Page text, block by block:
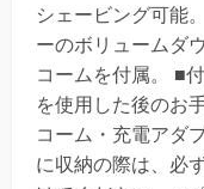
シェービング可能
ーのボリュームダ
コームを付属。 ■
を使用した後のお
コーム・充電アダ
に収納の際は、必